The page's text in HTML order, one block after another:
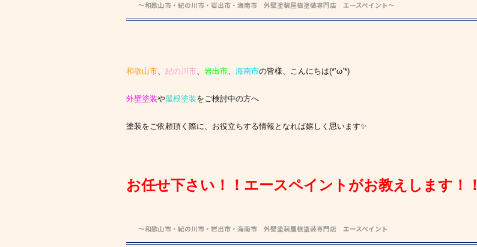
～和歌山市・紀の川市・岩出市・海南市 外壁塗装屋根塗装専門店 エースペイント～
和歌山市 紀の川市 岩出市 海南市の皆様、こんにちは(*’ω’*)
外壁塗装や屋根塗装をご検討中の方へ
塗装をご依頼頂く際に、お役立ちする情報となれば嬉しく思います✨
お任せ下さい！！エースペイントがお教えします！！
～和歌山市・紀の川市・岩出市・海南市 外壁塗装屋根塗装専門店 エースペイント